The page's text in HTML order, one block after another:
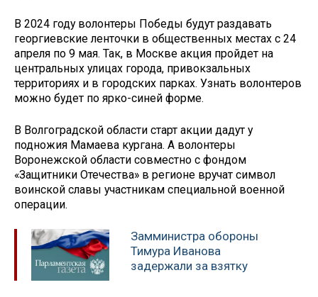
В 2024 году волонтеры Победы будут раздавать
георгиевские ленточки в общественных местах с 24
апреля по 9 мая. Так, в Москве акция пройдет на
центральных улицах города, привокзальных
территориях и в городских парках. Узнать волонтеров
можно будет по ярко-синей форме.
В Волгоградской области старт акции дадут у
подножия Мамаева кургана. А волонтеры
Воронежской области совместно с фондом
«Защитники Отечества» в регионе вручат символ
воинской славы участникам специальной военной
операции.
Замминистра обороны
Тимура Иванова
задержали за взятку